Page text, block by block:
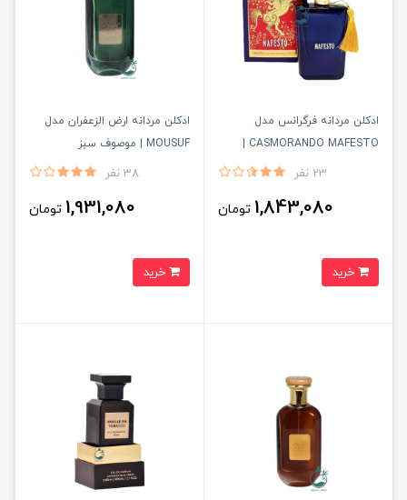
ادكلن مردانه فرگرانس مدل
CASMORANDO MAFESTO |
كازاموراندو مفيستو
23 نفر
1,843,080 تومان
ادكلن مردانه ارض الزعفران مدل
MOUSUF | موصوف سبز
38 نفر
1,931,080 تومان